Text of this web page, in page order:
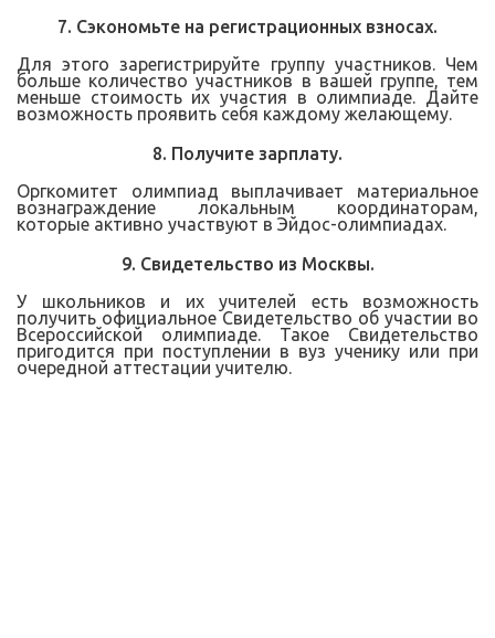
7. Сэкономьте на регистрационных взносах.
Для этого зарегистрируйте группу участников. Чем
больше количество участников в вашей группе, тем
меньше стоимость их участия в олимпиаде. Дайте
возможность проявить себя каждому желающему.
8. Получите зарплату.
Оргкомитет олимпиад выплачивает материальное
вознаграждение локальным координаторам,
которые активно участвуют в Эйдос-олимпиадах.
9. Свидетельство из Москвы.
У школьников и их учителей есть возможность
получить официальное Свидетельство об участии во
Всероссийской олимпиаде. Такое Свидетельство
пригодится при поступлении в вуз ученику или при
очередной аттестации учителю.